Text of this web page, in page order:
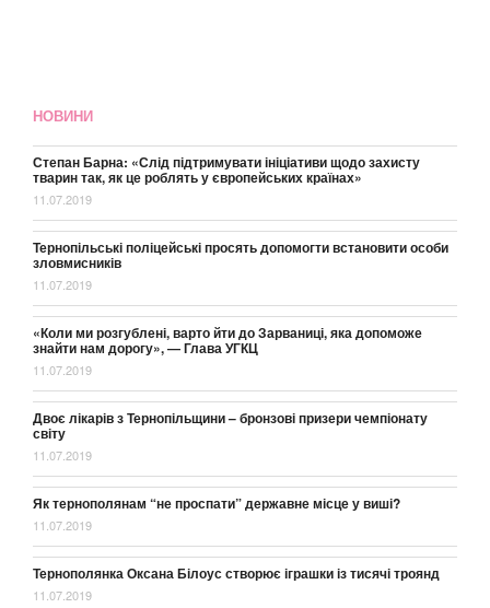
НОВИНИ
Степан Барна: «Слід підтримувати ініціативи щодо захисту
тварин так, як це роблять у європейських країнах»
11.07.2019
Тернопільські поліцейські просять допомогти встановити особи
зловмисників
11.07.2019
«Коли ми розгублені, варто йти до Зарваниці, яка допоможе
знайти нам дорогу», — Глава УГКЦ
11.07.2019
Двоє лікарів з Тернопільщини – бронзові призери чемпіонату
світу
11.07.2019
Як тернополянам “не проспати” державне місце у виші?
11.07.2019
Тернополянка Оксана Білоус створює іграшки із тисячі троянд
11.07.2019